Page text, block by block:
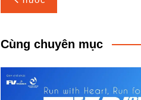
hướng
bài
viết
Cùng chuyên mục